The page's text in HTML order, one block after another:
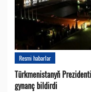
Resmi habarlar
Türkmenistanyň
gynanç bildirdi